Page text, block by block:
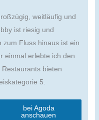
weitläufig und
ist riesig und
Fluss hinaus ist ein
einmal erlebte ich den
bieten
5.
bei Agoda
anschauen